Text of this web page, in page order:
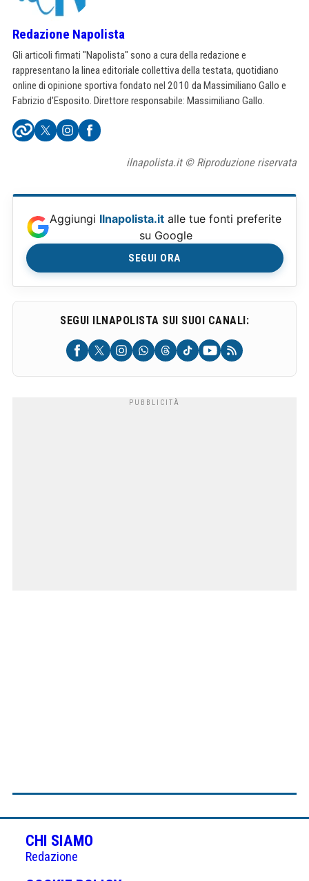
Redazione Napolista
Gli articoli firmati "Napolista" sono a cura della redazione e
rappresentano la linea editoriale collettiva della testata, quotidiano
online di opinione sportiva fondato nel 2010 da Massimiliano Gallo e
Fabrizio d'Esposito. Direttore responsabile: Massimiliano Gallo.
ilnapolista.it © Riproduzione riservata
Aggiungi Ilnapolista.it alle tue fonti preferite
su Google
SEGUI ORA
SEGUI ILNAPOLISTA SUI SUOI CANALI:
CHI SIAMO
Redazione